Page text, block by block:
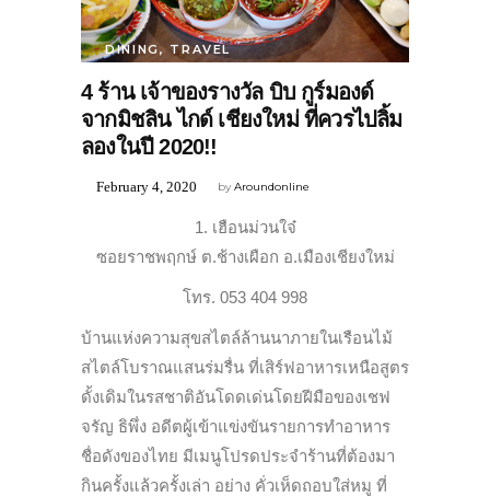
DINING, TRAVEL
4 ร้าน เจ้าของรางวัล บิบ กูร์มองด์
จากมิชลิน ไกด์ เชียงใหม่ ที่ควรไปลิ้ม
ลองในปี 2020!!
byAroundonline
February 4, 2020
1. เฮือนม่วนใจ๋
ซอยราชพฤกษ์ ต.ช้างเผือก อ.เมืองเชียงใหม่
โทร. 053 404 998
บ้านแห่งความสุขสไตล์ล้านนาภายในเรือนไม้
สไตล์โบราณแสนร่มรื่น ที่เสิร์ฟอาหารเหนือสูตร
ดั้งเดิมในรสชาติอันโดดเด่นโดยฝีมือของเชฟ
จรัญ ธิพึ่ง อดีตผู้เข้าแข่งขันรายการทำอาหาร
ชื่อดังของไทย มีเมนูโปรดประจำร้านที่ต้องมา
กินครั้งแล้วครั้งเล่า อย่าง คั่วเห็ดถอบใส่หมู ที่